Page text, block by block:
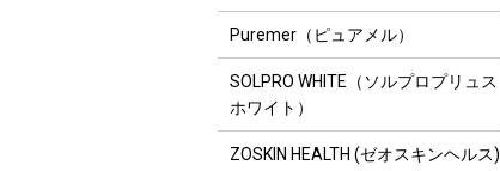
Puremer（ピュアメル）
SOLPRO WHITE（ソルプロプリュス
ホワイト）
ZOSKIN HEALTH (ゼオスキンヘルス)